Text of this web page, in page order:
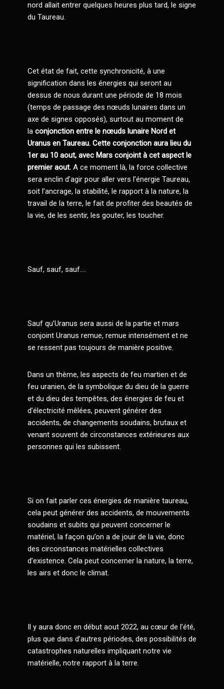
nord allait entrer quelques heures plus tard, le signe
du Taureau.
Cet état de fait, cette synchronicité, à une
signification dans les énergies qui seront au
dessus de nous durant une période de 18 mois
(temps de passage des nœuds lunaires dans un
axe de signes opposés), surtout au moment de
la conjonction entre le nœuds lunaire Nord et
Uranus en Taureau. Cette conjonction aura lieu du
1er au 10 aout, avec Mars conjoint à cet aspect le
premier aout.A ce moment là, la force collective
sera enclin d’agir pour aller vers l’énergie Taureau,
soit l’ancrage, la stabilité, le rapport à la nature, la
travail de la terre, le fait de profiter des beautés de
la vie, de les sentir, les gouter, les toucher.
Sauf, sauf, sauf….
Sauf qu’Uranus sera aussi de la partie et mars
conjoint Uranus remue, remue intensément et ne
se ressent pas toujours de manière positive.
Dans un thème, les aspects de feu martien et de
feu uranien, de la symbolique du dieu de la guerre
et du dieu des tempêtes, des énergies de feu et
d’électricité mêlées, peuvent générer des
accidents, de changements soudains, brutaux et
venant souvent de circonstances extérieures aux
personnes qui les subissent.
Si on fait parler ces énergies de manière taureau,
cela peut générer des accidents, de mouvements
soudains et subits qui peuvent concerner le
matériel, la façon qu’on a de jouir de la vie, donc
des circonstances matérielles collectives
d’existence. Cela peut concerner la nature, la terre,
les airs et donc le climat.
Il y aura donc en début aout 2022, au cœur de l’été,
plus que dans d’autres périodes, des possibilités de
catastrophes naturelles impliquant notre vie
matérielle, notre rapport à la terre.